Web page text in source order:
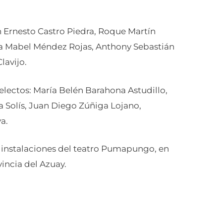
Castro Piedra, Roque Martín
Méndez Rojas, Anthony Sebastián
María Belén Barahona Astudillo,
Solís, Juan Diego Zúñiga Lojano,
del teatro Pumapungo, en
del Azuay.